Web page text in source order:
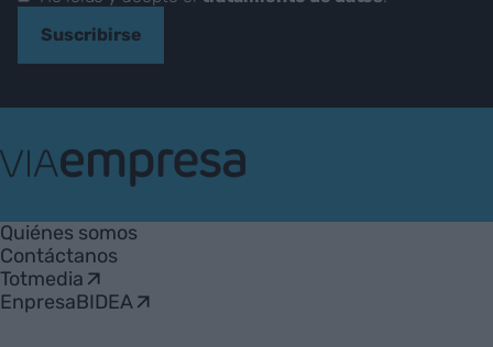
Suscribirse
Empresa
Quiénes somos
Contáctanos
Totmedia
EnpresaBIDEA